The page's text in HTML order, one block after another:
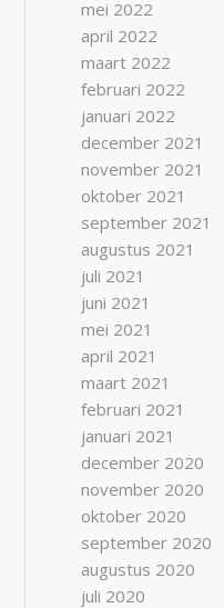
mei 2022
april 2022
maart 2022
februari 2022
januari 2022
december 2021
november 2021
oktober 2021
september 2021
augustus 2021
juli 2021
juni 2021
mei 2021
april 2021
maart 2021
februari 2021
januari 2021
december 2020
november 2020
oktober 2020
september 2020
augustus 2020
juli 2020